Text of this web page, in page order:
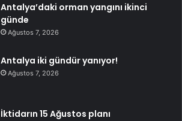
Antalya’daki orman yangını ikinci
günde
Ağustos 7, 2026
Antalya iki gündür yanıyor!
Ağustos 7, 2026
İktidarın 15 Ağustos planı